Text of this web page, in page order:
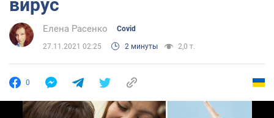
вирус
Елена Расенко Covid
27.11.2021 02:25 2 минуты 2,0 т.
0